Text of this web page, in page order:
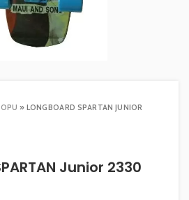
» LONGBOARD SPARTAN JUNIOR
Junior 2330